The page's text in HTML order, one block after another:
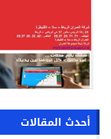
أحدث المقالات